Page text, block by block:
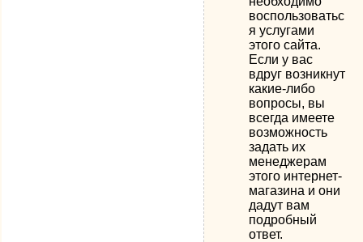
воспользоватьс
я услугами
этого сайта.
Если у вас
вдруг возникнут
какие-либо
вопросы, вы
всегда имеете
возможность
задать их
менеджерам
этого интернет-
магазина и они
дадут вам
подробный
ответ.